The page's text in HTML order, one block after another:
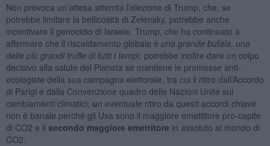
Non provoca un’attesa atterrita l’elezione di Trump, che, se
potrebbe limitare la bellicosità di Zelensky, potrebbe anche
incentivare il genocidio di Israele. Trump, che ha continuato a
affermare che il riscaldamento globale è una grande bufala, una
delle più grandi truffe di tutti i tempi, potrebbe inoltre dare un colpo
decisivo alla salute del Pianeta se mantiene le promesse anti-
ecologiste della sua campagna elettorale, tra cui il ritiro dall’Accordo
di Parigi e dalla Convenzione quadro delle Nazioni Unite sui
cambiamenti climatici; un eventuale ritiro da questi accordi chiave
non è banale perché gli Usa sono il maggiore emettitore pro-capite
di CO2 e il secondo maggiore emettitore in assoluto al mondo di
CO2.